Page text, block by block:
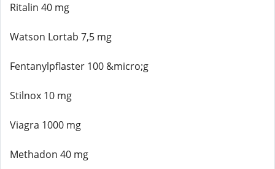
Ritalin 40 mg
Watson Lortab 7,5 mg
Fentanylpflaster 100 &micro;g
Stilnox 10 mg
Viagra 1000 mg
Methadon 40 mg